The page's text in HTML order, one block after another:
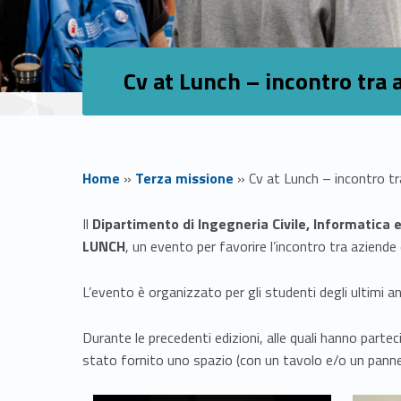
Cv at Lunch – incontro tra
Home » Terza missione » Cv at Lunch – incontro
C
v
a
t
Il Dipartimento di Ingegneria Civile, Informatica
LUNCH, un evento per favorire l’incontro tra aziende
L’evento è organizzato per gli studenti degli ultimi
Durante le precedenti edizioni, alle quali hanno
stato fornito uno spazio (con un tavolo e/o un